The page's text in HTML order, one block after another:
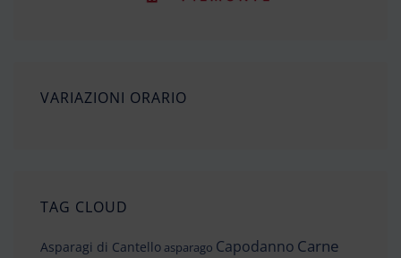
VARIAZIONI ORARIO
TAG CLOUD
Asparagi di Cantello asparago Capodanno Carne